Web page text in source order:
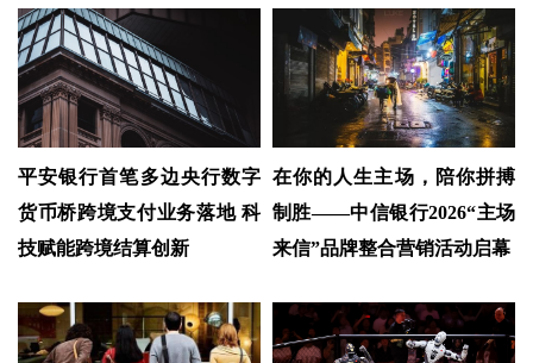
平安银行首笔多边央行数字
货币桥跨境支付业务落地 科
技赋能跨境结算创新
在你的人生主场，陪你拼搏
制胜——中信银行2026“主场
来信”品牌整合营销活动启幕